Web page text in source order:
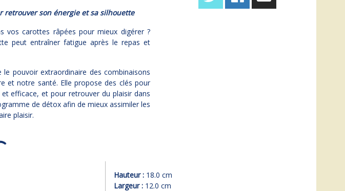
son énergie et sa silhouette
vos carottes râpées pour mieux digérer ?
peut entraîner fatigue après le repas et
pouvoir extraordinaire des combinaisons
et notre santé. Elle propose des clés pour
efficace, et pour retrouver du plaisir dans
de détox afin de mieux assimiler les
plaisir.
Hauteur : 18.0 cm
Largeur : 12.0 cm